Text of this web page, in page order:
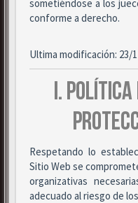
sometiéndose a los
conforme a derecho.
Ultima modificación: 23/
I.
Respetando lo
Sitio Web se
organizativas
adecuado al riesgo de